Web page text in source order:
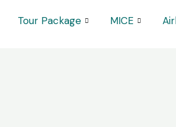
Tour Package MICE